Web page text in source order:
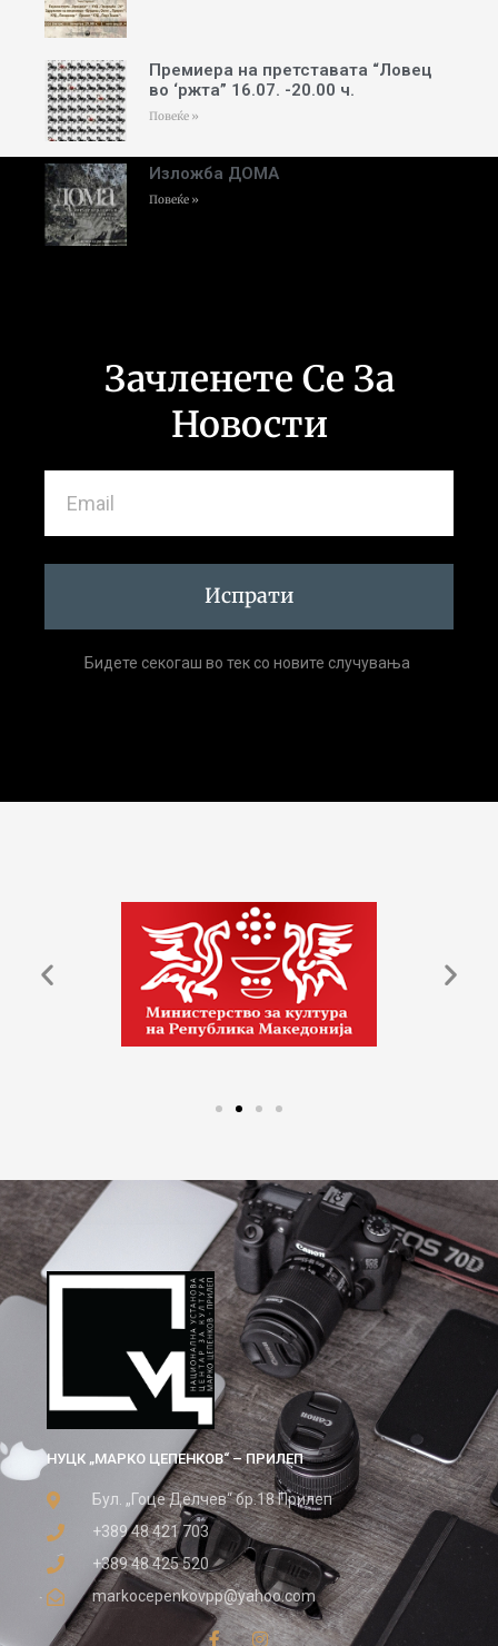
Премиера на претставата “Ловец
во ‘ржта” 16.07. -20.00 ч.
Повеќе »
Изложба ДОМА
Повеќе »
Зачленете Се За
Новости
Испрати
Бидете секогаш во тек со новите случувања
НУЦК „МАРКО ЦЕПЕНКОВ“ – ПРИЛЕП
Бул. „Гоце Делчев“ бр.18 Прилеп
+389 48 421 703
+389 48 425 520
markocepenkovpp@yahoo.com